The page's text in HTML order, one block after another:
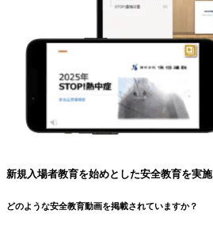
新規入場者教育を始めとした安全教育を実施
どのような安全教育動画を掲載されていますか？